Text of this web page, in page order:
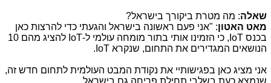
שאלה: מה מטרת ביקורך בישראל?
מאט האטון: "אני פעם ראשונה בישראל והגעתי כדי להרצות כאן
בכנס IoT , כי הזמינו אותי בתור מומחה עולמי ל-IoT
להציג מהם 10
הנושאים המגדירים את התחום, שנקרא IoT
.
אני מציג כאן בפגישותיי את נקודת המבט העולמית לתחום חדש זה,
שנמצא כעת בשלבי תחילת פריחה גם בישראל.